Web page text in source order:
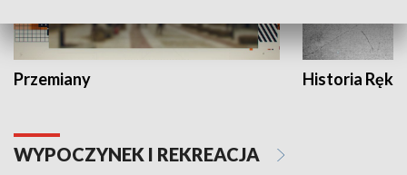
Przemiany Historia Ręką
WYPOCZYNEK I REKREACJA